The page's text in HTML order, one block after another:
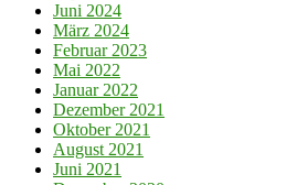
Juni 2024
März 2024
Februar 2023
Mai 2022
Januar 2022
Dezember 2021
Oktober 2021
August 2021
Juni 2021